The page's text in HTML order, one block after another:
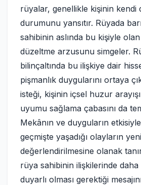
rüyalar, genellikle kişinin kendi
durumunu yansıtır. Rüyada
sahibinin aslında bu kişiyle
düzeltme arzusunu simgeler.
bilinçaltında bu ilişkiye dair
pişmanlık duygularını ortaya
isteği, kişinin içsel huzur
uyumu sağlama çabasını da
Mekânın ve duyguların
geçmişte yaşadığı olayların
değerlendirilmesine olanak
rüya sahibinin ilişkilerinde daha
duyarlı olması gerektiği